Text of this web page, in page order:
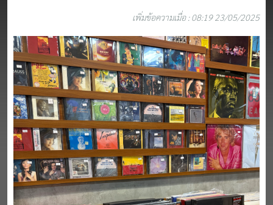
เพิ่มข้อความเมื่อ : 08:19 23/05/2025